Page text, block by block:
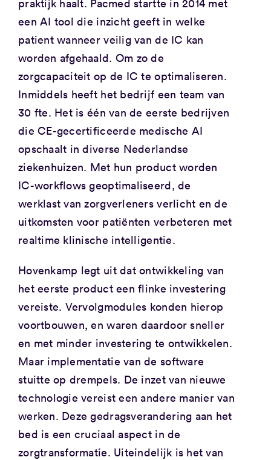
praktijk haalt. Pacmed startte in 2014 met
een AI tool die inzicht geeft in welke
patient wanneer veilig van de IC kan
worden afgehaald. Om zo de
zorgcapaciteit op de IC te optimaliseren.
Inmiddels heeft het bedrijf een team van
30 fte. Het is één van de eerste bedrijven
die CE-gecertificeerde medische AI
opschaalt in diverse Nederlandse
ziekenhuizen. Met hun product worden
IC-workflows geoptimaliseerd, de
werklast van zorgverleners verlicht en de
uitkomsten voor patiënten verbeteren met
realtime klinische intelligentie.
Hovenkamp legt uit dat ontwikkeling van
het eerste product een flinke investering
vereiste. Vervolgmodules konden hierop
voortbouwen, en waren daardoor sneller
en met minder investering te ontwikkelen.
Maar implementatie van de software
stuitte op drempels. De inzet van nieuwe
technologie vereist een andere manier van
werken. Deze gedragsverandering aan het
bed is een cruciaal aspect in de
zorgtransformatie. Uiteindelijk is het van